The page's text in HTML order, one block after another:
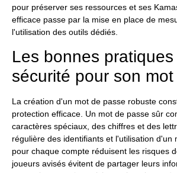
pour préserver ses ressources et ses
efficace passe par la mise en place de
l'utilisation des outils dédiés.
Les bonnes pratiques
sécurité pour son
La création d'un mot de passe robuste
protection efficace. Un mot de passe sûr
caractères spéciaux, des chiffres et des
régulière des identifiants et l'utilisation d'un
pour chaque compte réduisent les risques
joueurs avisés évitent de partager leurs